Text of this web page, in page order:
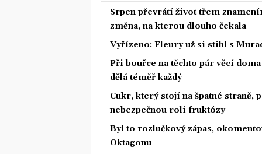
Srpen převrátí život třem
změna, na kterou dlouho čekala
Vyřízeno: Fleury už si stihl s
Při bouřce na těchto pár věcí
dělá téměř každý
Cukr, který stojí na špatné straně,
nebezpečnou roli fruktózy
Byl to rozlučkový zápas,
Oktagonu